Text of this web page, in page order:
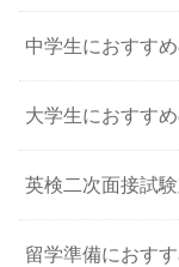
中学生におすす
大学生におすす
英検二次面接試
留学準備におす